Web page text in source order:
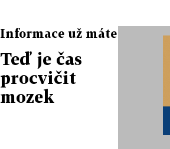
Informace už máte
Teď je čas
procvičit
mozek